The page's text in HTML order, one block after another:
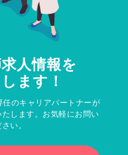
人情報を
ます！
のキャリアパートナーが
します。お気軽にお問い
い。